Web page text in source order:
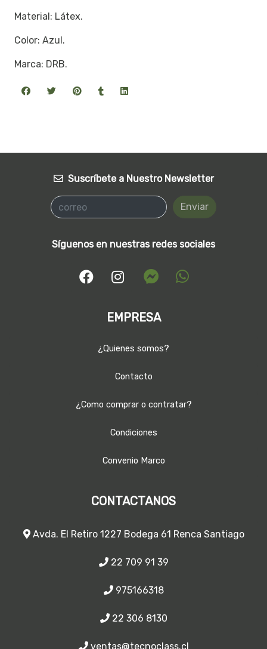
Material: Látex.
Color: Azul.
Marca: DRB.
Suscríbete a Nuestro Newsletter
Enviar
Síguenos en nuestras redes sociales
EMPRESA
¿Quienes somos?
Contacto
¿Como comprar o contratar?
Condiciones
Convenio Marco
CONTACTANOS
Avda. El Retiro 1227 Bodega 61 Renca Santiago
22 709 91 39
975166318
22 306 8130
ventas@tecnoclass.cl